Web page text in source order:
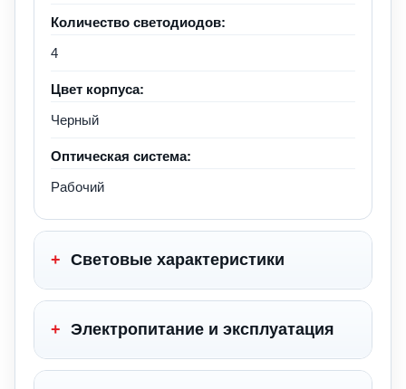
Количество светодиодов:
4
Цвет корпуса:
Черный
Оптическая система:
Рабочий
+ Световые характеристики
+ Электропитание и эксплуатация